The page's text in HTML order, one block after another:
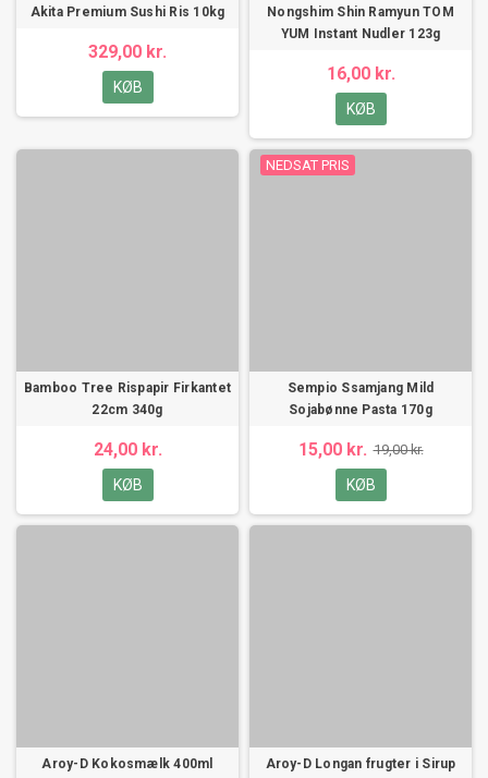
Akita Premium Sushi Ris 10kg
329,00 kr.
KØB
Nongshim Shin Ramyun TOM
YUM Instant Nudler 123g
16,00 kr.
KØB
Bamboo Tree Rispapir Firkantet
22cm 340g
24,00 kr.
KØB
NEDSAT PRIS
Sempio Ssamjang Mild
Sojabønne Pasta 170g
15,00 kr. 19,00 kr.
KØB
Aroy-D Kokosmælk 400ml Aroy-D Longan frugter i Sirup